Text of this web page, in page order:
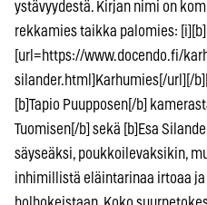
ystävyydestä. Kirjan nimi on
rekkamies taikka palomies: [i][b]
[url=https://www.docendo.fi/
silander.html]Karhumies[/url][/
[b]Tapio Puupposen[/b]
Tuomisen[/b] sekä [b]Esa
säyseäksi, poukkoilevaksikin,
inhimillistä eläintarinaa irtoaa